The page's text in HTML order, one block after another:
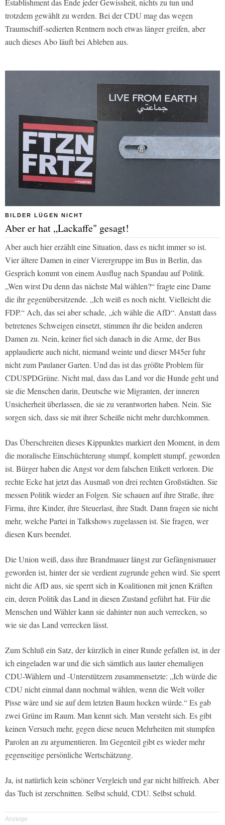
trotzdem gewählt zu werden. Bei der CDU mag das wegen
Traumschiff-sedierten Rentnern noch etwas länger greifen, aber
auch dieses Abo läuft bei Ableben aus.
BILDER LÜGEN NICHT
Aber er hat „Lackaffe" gesagt!
Aber auch hier erzählt eine Situation, dass es nicht immer so ist.
Vier ältere Damen in einer Vierergruppe im Bus in Berlin, das
Gespräch kommt von einem Ausflug nach Spandau auf Politik.
„Wen wirst Du denn das nächste Mal wählen?“ fragte eine Dame
die ihr gegenübersitzende. „Ich weiß es noch nicht. Vielleicht die
FDP.“ Ach, das sei aber schade, „ich wähle die AfD“. Anstatt dass
betretenes Schweigen einsetzt, stimmen ihr die beiden anderen
Damen zu. Nein, keiner fiel sich danach in die Arme, der Bus
applaudierte auch nicht, niemand weinte und dieser M45er fuhr
nicht zum Paulaner Garten. Und das ist das größte Problem für
CDUSPDGrüne. Nicht mal, dass das Land vor die Hunde geht und
sie die Menschen darin, Deutsche wie Migranten, der inneren
Unsicherheit überlassen, die sie zu verantworten haben. Nein. Sie
sorgen sich, dass sie mit ihrer Scheiße nicht mehr durchkommen.
Das Überschreiten dieses Kippunktes markiert den Moment, in dem
die moralische Einschüchterung stumpf, komplett stumpf, geworden
ist. Bürger haben die Angst vor dem falschen Etikett verloren. Die
rechte Ecke hat jetzt das Ausmaß von drei rechten Großstädten. Sie
messen Politik wieder an Folgen. Sie schauen auf ihre Straße, ihre
Firma, ihre Kinder, ihre Steuerlast, ihre Stadt. Dann fragen sie nicht
mehr, welche Partei in Talkshows zugelassen ist. Sie fragen, wer
diesen Kurs beendet.
Die Union weiß, dass ihre Brandmauer längst zur Gefängnismauer
geworden ist, hinter der sie verdient zugrunde gehen wird. Sie sperrt
nicht die AfD aus, sie sperrt sich in Koalitionen mit jenen Kräften
ein, deren Politik das Land in diesen Zustand geführt hat. Für die
Menschen und Wähler kann sie dahinter nun auch verrecken, so
wie sie das Land verrecken lässt.
Zum Schluß ein Satz, der kürzlich in einer Runde gefallen ist, in der
ich eingeladen war und die sich sämtlich aus lauter ehemaligen
CDU-Wählern und -Unterstützern zusammensetzte: „Ich würde die
CDU nicht einmal dann nochmal wählen, wenn die Welt voller
Pisse wäre und sie auf dem letzten Baum hocken würde.“ Es gab
zwei Grüne im Raum. Man kennt sich. Man versteht sich. Es gibt
keinen Versuch mehr, gegen diese neuen Mehrheiten mit stumpfen
Parolen an zu argumentieren. Im Gegenteil gibt es wieder mehr
gegenseitige persönliche Wertschätzung.
Ja, ist natürlich kein schöner Vergleich und gar nicht hilfreich. Aber
das Tuch ist zerschnitten. Selbst schuld, CDU. Selbst schuld.
Anzeige